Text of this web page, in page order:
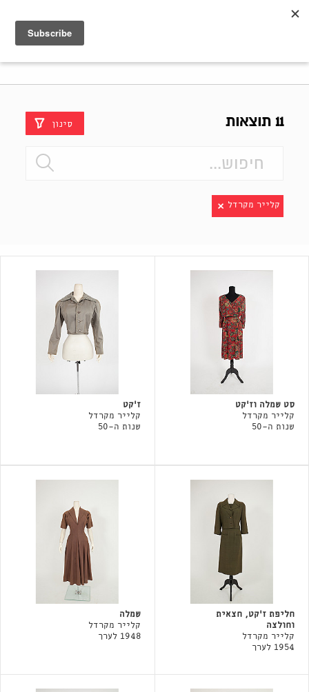
11 תוצאות סינון
קלייר מקרדל
סט שמלה וז'קט
קלייר מקרדל
שנות ה-50
ז׳קט
קלייר מקרדל
שנות ה-50
חליפת ז׳קט, חצאית
וחולצה
קלייר מקרדל
1954 לערך
שמלה
קלייר מקרדל
1948 לערך